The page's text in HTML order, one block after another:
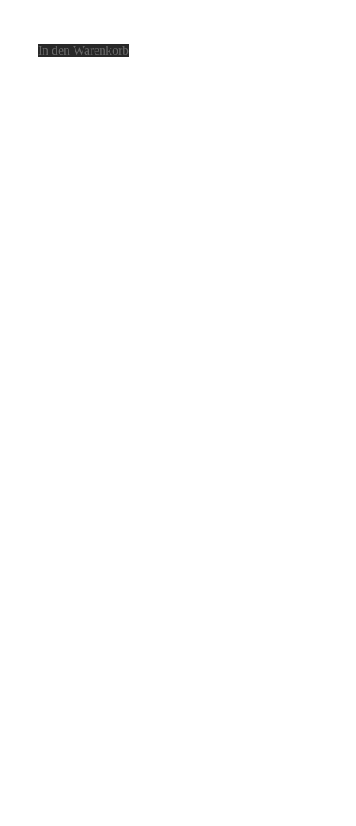
In den Warenkorb